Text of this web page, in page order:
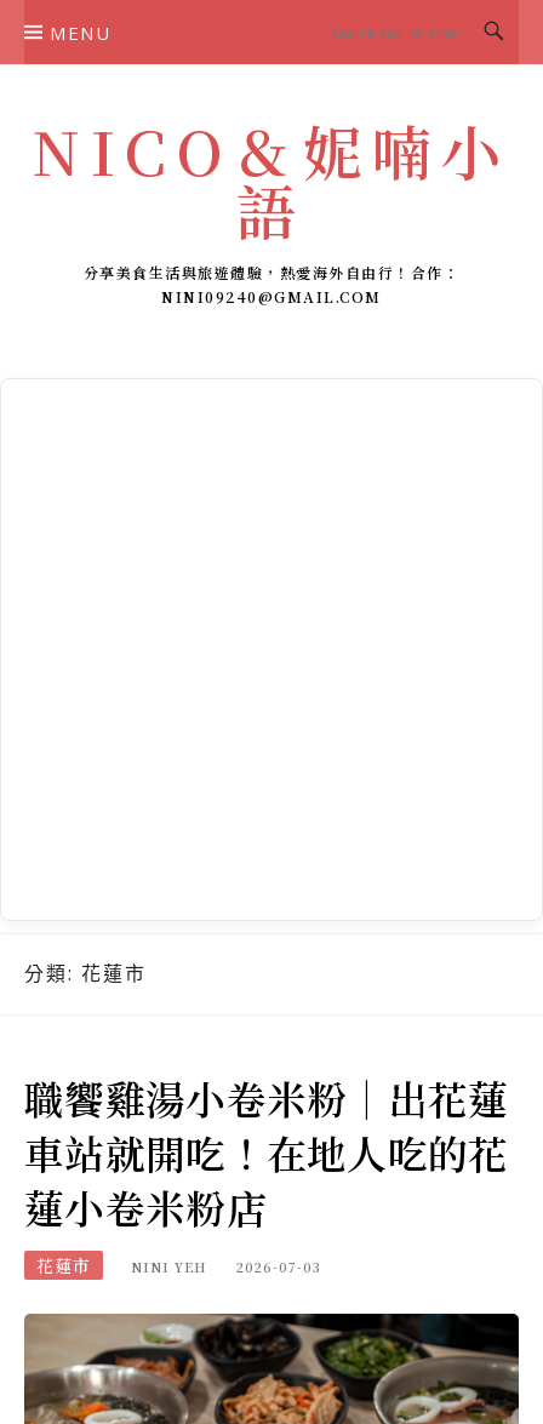
MENU
NICO＆妮喃小
語
分享美食生活與旅遊體驗，熱愛海外自由行！合作：
NINI09240@GMAIL.COM
分類: 花蓮市
職饗雞湯小卷米粉｜出花蓮
車站就開吃！在地人吃的花
蓮小卷米粉店
花蓮市 NINI YEH 2026-07-03